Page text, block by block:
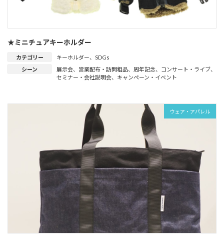
★ミニチュアキーホルダー
カテゴリー キーホルダー、 SDGs
シーン
展示会、 営業配布・訪問粗品、 周年記念、 コンサート・ライブ、
セミナー・会社説明会、 キャンペーン・イベント
ウェア・アパレル